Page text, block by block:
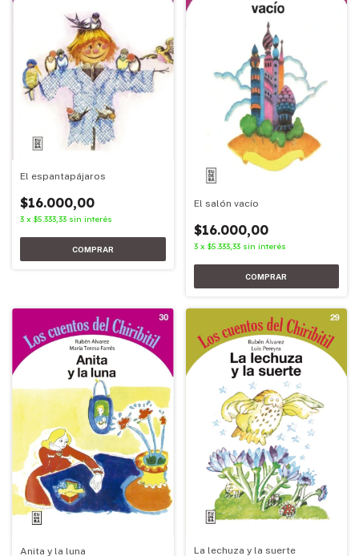
El espantapájaros
$16.000,00
3 x $5.333,33 sin interés
El salón vacío
$16.000,00
3 x $5.333,33 sin interés
Anita y la luna La lechuza y la suerte